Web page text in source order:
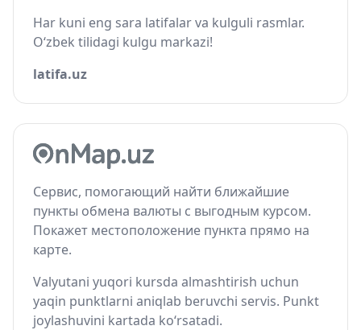
Har kuni eng sara latifalar va kulguli rasmlar.
O‘zbek tilidagi kulgu markazi!
latifa.uz
Сервис, помогающий найти ближайшие
пункты обмена валюты с выгодным курсом.
Покажет местоположение пункта прямо на
карте.
Valyutani yuqori kursda almashtirish uchun
yaqin punktlarni aniqlab beruvchi servis. Punkt
joylashuvini kartada ko‘rsatadi.